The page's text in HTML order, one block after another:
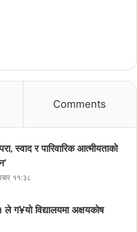
Comments
स्वाद र पारिवारिक आत्मीयताको
११:३८
ग¥यो विद्यालयमा अक्षयकोष